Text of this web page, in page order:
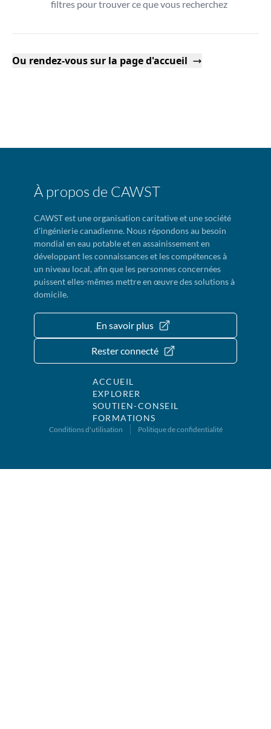
filtres pour trouver ce que vous recherchez
Ou rendez-vous sur la page d'accueil
À propos de CAWST
CAWST est une organisation caritative et une société
d'ingénierie canadienne. Nous répondons au besoin
mondial en eau potable et en assainissement en
développant les connaissances et les compétences à
un niveau local, afin que les personnes concernées
puissent elles-mêmes mettre en œuvre des solutions à
domicile.
En savoir plus
Rester connecté
ACCUEIL
EXPLORER
SOUTIEN-CONSEIL
FORMATIONS
Conditions d'utilisation Politique de confidentialité